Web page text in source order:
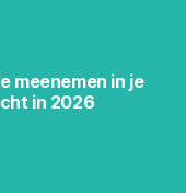
meenemen in je
in 2026